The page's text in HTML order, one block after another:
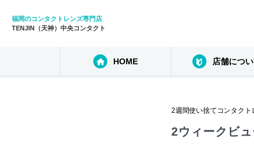
福岡のコンタクトレンズ専門店
TENJIN（天神）中央コンタクト
HOME 店舗につ
2週間使い捨てコンタクト
2ウィークビュ